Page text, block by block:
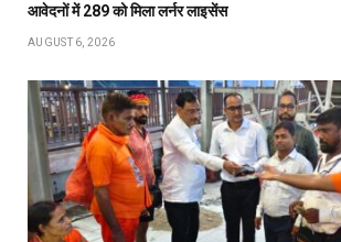
आवेदनों में 289 को मिला लर्नर लाइसेंस
AUGUST 6, 2026